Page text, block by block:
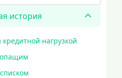
история
нагрузкой